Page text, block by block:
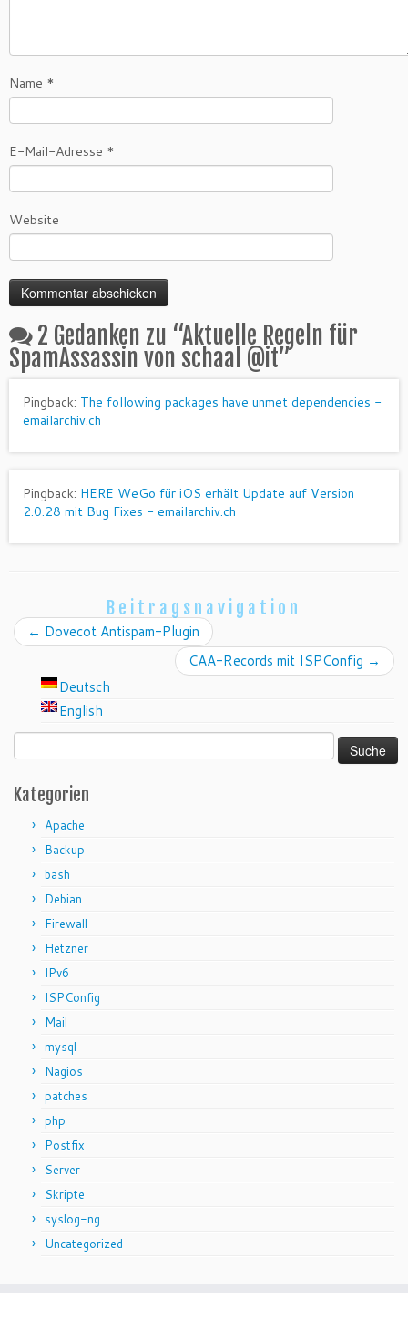
Name *
E-Mail-Adresse *
Website
2 Gedanken zu “Aktuelle Regeln für
SpamAssassin von schaal @it”
Pingback: The following packages have unmet dependencies -
emailarchiv.ch
Pingback: HERE WeGo für iOS erhält Update auf Version
2.0.28 mit Bug Fixes - emailarchiv.ch
Beitragsnavigation
← Dovecot Antispam-Plugin
CAA-Records mit ISPConfig →
Deutsch
English
nach:
Kategorien
Apache
Backup
bash
Debian
Firewall
Hetzner
IPv6
ISPConfig
Mail
mysql
Nagios
patches
php
Postfix
Server
Skripte
syslog-ng
Uncategorized